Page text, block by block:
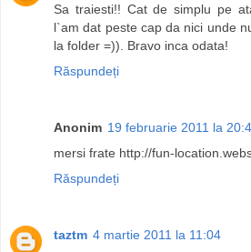
Sa traiesti!! Cat de simplu pe
l`am dat peste cap da nici unde
la folder =)). Bravo inca odata!
Răspundeți
Anonim 19 februarie 2011 la
mersi frate http://fun-
Răspundeți
taztm 4 martie 2011 la 11:04